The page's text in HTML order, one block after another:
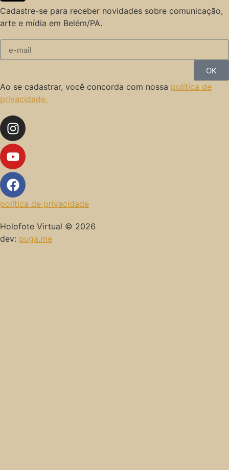
Cadastre-se para receber novidades sobre comunicação,
arte e mídia em Belém/PA.
OK
Ao se cadastrar, você concorda com nossa política de
privacidade.
política de privacidade
Holofote Virtual © 2026
dev: puga.me